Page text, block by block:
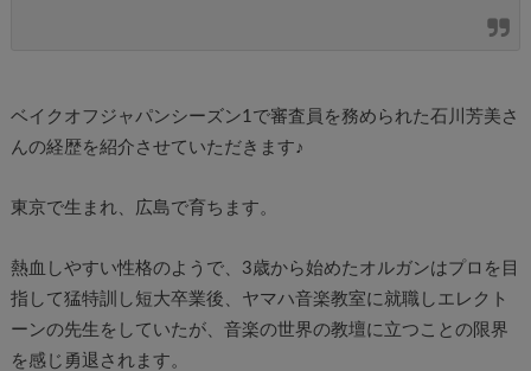
ベイクオフジャパンシーズン1で審査員を務められた石川芳美さ
んの経歴を紹介させていただきます♪
東京で生まれ、広島で育ちます。
熱血しやすい性格のようで、3歳から始めたオルガンはプロを目
指して猛特訓し短大卒業後、ヤマハ音楽教室に就職しエレクト
ーンの先生をしていたが、音楽の世界の教壇に立つことの限界
を感じ勇退されます。